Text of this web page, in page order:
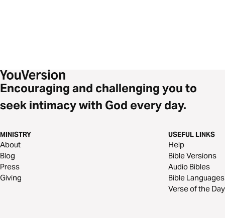
Encouraging and challenging you to
seek intimacy with God every day.
MINISTRY
About
Blog
Press
Giving
USEFUL LINKS
Help
Bible Versions
Audio Bibles
Bible Languages
Verse of the Day